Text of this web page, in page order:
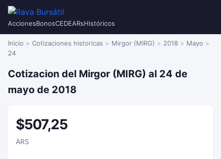
AccionesBonosCEDEARsHistóricos
Inicio Cotizaciones historicas Mirgor (MIRG) 2018
Mayo
24
Cotizacion del Mirgor (MIRG) al 24 de
mayo de 2018
$507,25
ARS